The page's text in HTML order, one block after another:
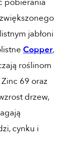
pobierania
jabłoni
Copper,
roślinom
69 oraz
drzew,
cynku i